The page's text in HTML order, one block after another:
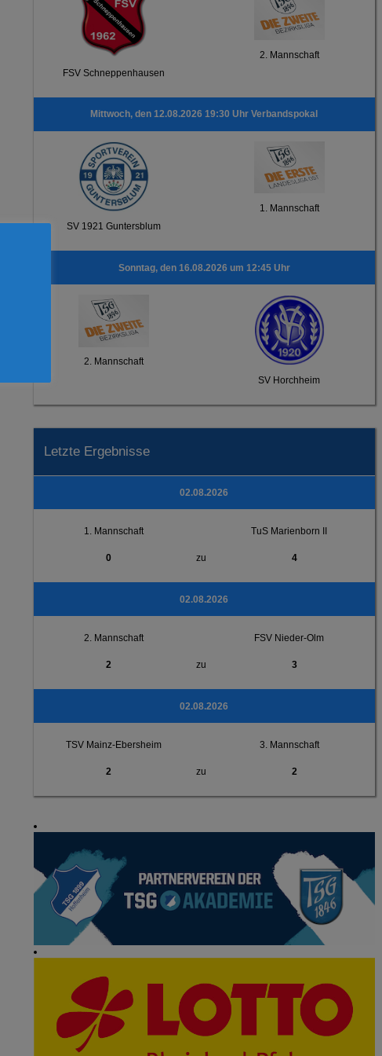
FSV Schneppenhausen
2. Mannschaft
Mittwoch, den 12.08.2026 19:30 Uhr Verbandspokal
SV 1921 Guntersblum
1. Mannschaft
Sonntag, den 16.08.2026 um 12:45 Uhr
2. Mannschaft
SV Horchheim
Letzte Ergebnisse
02.08.2026
1. Mannschaft TuS Marienborn II
0 zu 4
02.08.2026
2. Mannschaft FSV Nieder-Olm
2 zu 3
02.08.2026
TSV Mainz-Ebersheim 3. Mannschaft
2 zu 2